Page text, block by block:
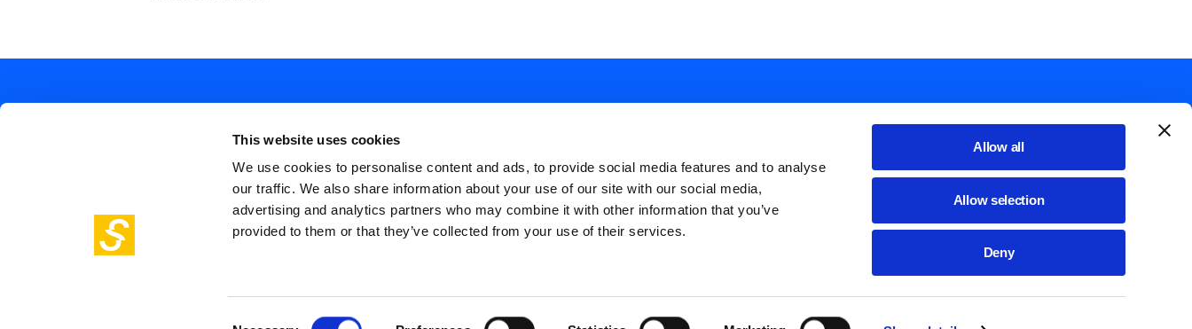
This website uses cookies
We use cookies to personalise content and ads, to provide social media features and to analyse
our traffic. We also share information about your use of our site with our social media,
advertising and analytics partners who may combine it with other information that you’ve
provided to them or that they’ve collected from your use of their services.
Allow all
Allow selection
Deny
info@steptothefuture.it
+39 02 33 020 088
Social
menu
FooterFAQ Terms and Conditions Privacy policy